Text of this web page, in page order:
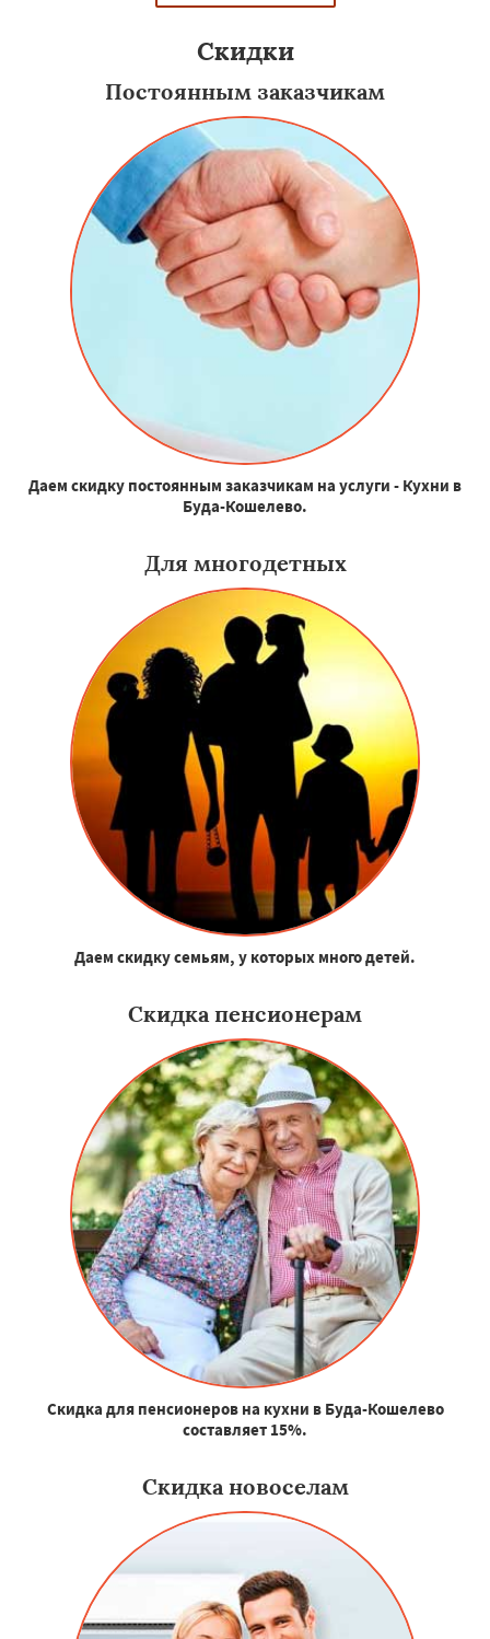
Скидки
Постоянным заказчикам
Даем скидку постоянным заказчикам на услуги - Кухни в
Буда-Кошелево.
Для многодетных
Даем скидку семьям, у которых много детей.
Скидка пенсионерам
Скидка для пенсионеров на кухни в Буда-Кошелево
составляет 15%.
Скидка новоселам